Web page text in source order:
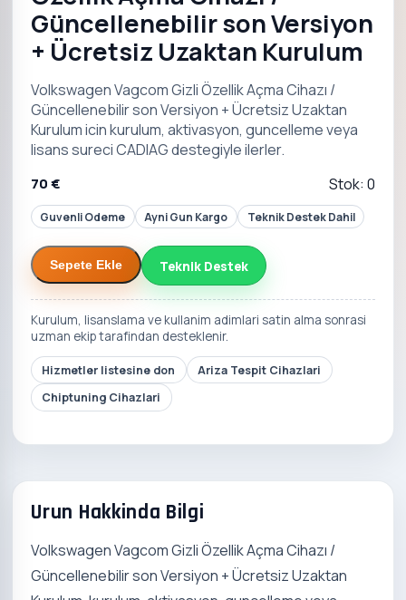
Güncellenebilir son Versiyon
+ Ücretsiz Uzaktan Kurulum
Volkswagen Vagcom Gizli Özellik Açma Cihazı /
Güncellenebilir son Versiyon + Ücretsiz Uzaktan
Kurulum icin kurulum, aktivasyon, guncelleme veya
lisans sureci CADIAG destegiyle ilerler.
70 € Stok: 0
Guvenli Odeme Ayni Gun Kargo Teknik Destek Dahil
Sepete Ekle Teknik Destek
Kurulum, lisanslama ve kullanim adimlari satin alma sonrasi
uzman ekip tarafindan desteklenir.
Hizmetler listesine don
Ariza Tespit Cihazlari
Chiptuning Cihazlari
Urun Hakkinda Bilgi
Volkswagen Vagcom Gizli Özellik Açma Cihazı /
Güncellenebilir son Versiyon + Ücretsiz Uzaktan